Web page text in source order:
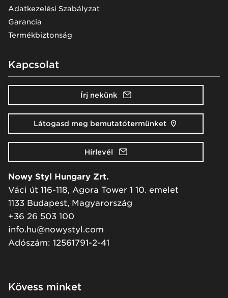
Adatkezelési Szabályzat
Garancia
Termékbiztonság
Kapcsolat
Írj nekünk
Látogasd meg bemutatótermünket
Hírlevél
Nowy Styl Hungary Zrt.
Váci út 116-118, Agora Tower 1 10. emelet
1133 Budapest, Magyarország
+36 26 503 100
info.hu@nowystyl.com
Adószám: 12561791-2-41
Kövess minket